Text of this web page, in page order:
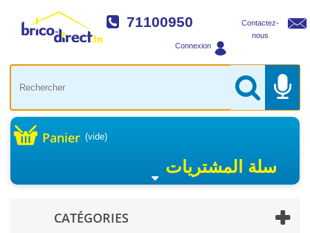
Contactez-
nous
71100950
Connexion
Panier (vide)
سلة المشتريات
CATÉGORIES